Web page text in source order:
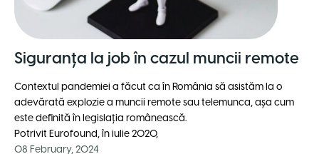
Siguranța la job în cazul muncii remote
Contextul pandemiei a făcut ca în România să asistăm la o
adevărată explozie a muncii remote sau telemunca, așa cum
este definită în legislația românească.
Potrivit Eurofound, în iulie 2020,
08 February, 2024